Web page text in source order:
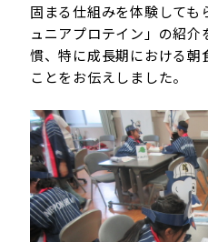
固まる仕組みを体験しても
ュニアプロテイン」の紹介
慣、特に成長期における朝
ことをお伝えしました。